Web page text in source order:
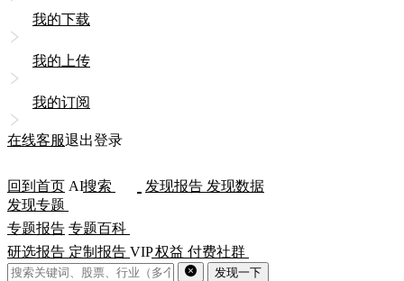
我的下载
我的上传
我的订阅
在线客服退出登录
回到首页 AI搜索 发现报告 发现数据
发现专题
专题报告 专题百科
研选报告 定制报告 VIP权益 付费社群
发现一下